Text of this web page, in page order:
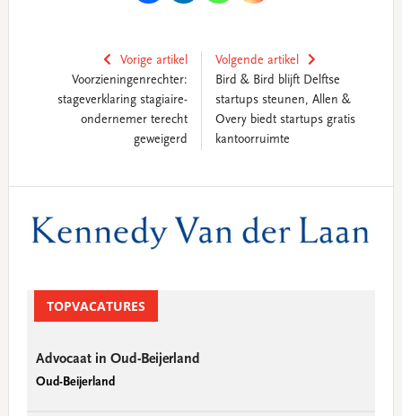
Vorige artikel
Voorzieningenrechter:
stageverklaring stagiaire-
ondernemer terecht
geweigerd
Volgende artikel
Bird & Bird blijft Delftse
startups steunen, Allen &
Overy biedt startups gratis
kantoorruimte
Sidebar
TOPVACATURES
Advocaat in Oud-Beijerland
Oud-Beijerland